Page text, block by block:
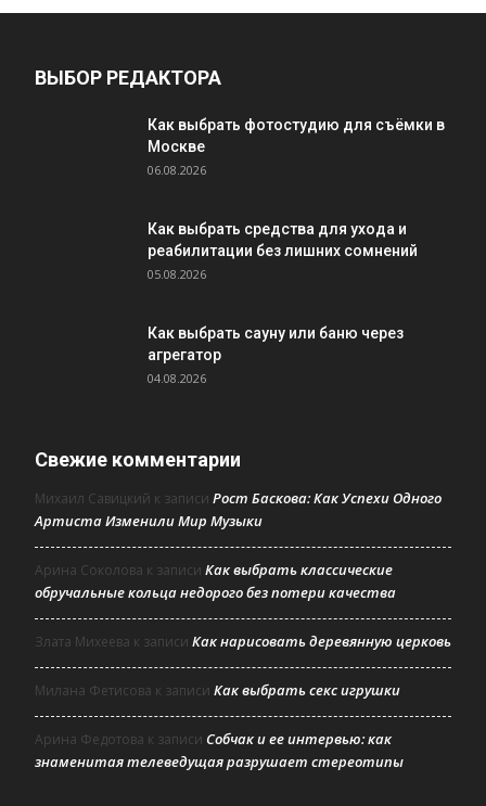
ВЫБОР РЕДАКТОРА
Как выбрать фотостудию для съёмки в
Москве
06.08.2026
Как выбрать средства для ухода и
реабилитации без лишних сомнений
05.08.2026
Как выбрать сауну или баню через
агрегатор
04.08.2026
Свежие комментарии
Михаил Савицкий к записи Рост Баскова: Как Успехи Одного
Артиста Изменили Мир Музыки
Арина Соколова к записи Как выбрать классические
обручальные кольца недорого без потери качества
Злата Михеева к записи Как нарисовать деревянную церковь
Милана Фетисова к записи Как выбрать секс игрушки
Арина Федотова к записи Собчак и ее интервью: как
знаменитая телеведущая разрушает стереотипы